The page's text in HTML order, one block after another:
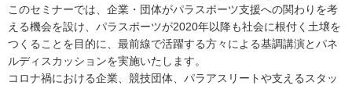
このセミナーでは、企業・団体がパラスポーツ支援への関わりを考
える機会を設け、パラスポーツが2020年以降も社会に根付く土壌を
つくることを目的に、最前線で活躍する方々による基調講演とパネ
ルディスカッションを実施いたします。
コロナ禍における企業、競技団体、パラアスリートや支えるスタッ